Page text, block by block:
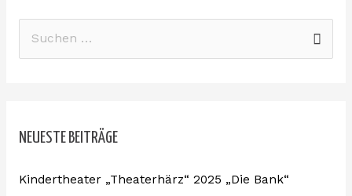
e
n
NEUESTE BEITRÄGE
Kindertheater „Theaterhärz“ 2025 „Die Bank“